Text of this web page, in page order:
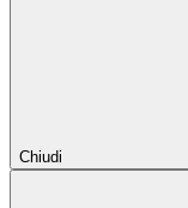
Chiudi